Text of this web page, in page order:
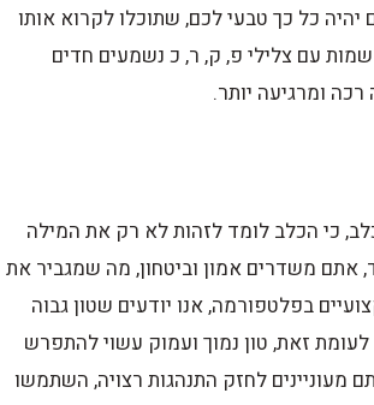
כל כך טבעי לכם, שתוכלו לקרוא אותו
עם צלילי פ, ק, ר, כ נשמעים חדים
ומרגיעה יותר.
כי הכלב לומד לזהות לא רק את המילה
אתם משדרים אמון וביטחון, מה שמגביר את
בפלטפורמה, אנו יודעים שטון גבוה
לעומת זאת, טון נמוך ועמוק עשוי להתפרש
לחזק התנהגות רצויה, השתמשו